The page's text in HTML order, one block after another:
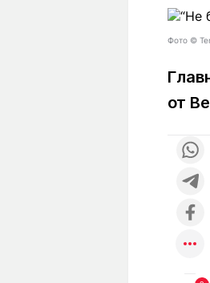
Рейтинги
Редакция
+7
Фото ©️
от